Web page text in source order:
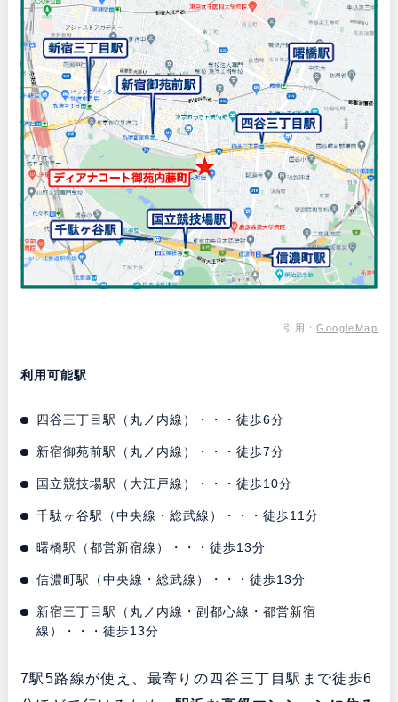
引用：GoogleMap
利用可能駅
四谷三丁目駅（丸ノ内線）・・・徒歩6分
新宿御苑前駅（丸ノ内線）・・・徒歩7分
国立競技場駅（大江戸線）・・・徒歩10分
千駄ヶ谷駅（中央線・総武線）・・・徒歩11分
曙橋駅（都営新宿線）・・・徒歩13分
信濃町駅（中央線・総武線）・・・徒歩13分
新宿三丁目駅（丸ノ内線・副都心線・都営新宿
線）・・・徒歩13分
7駅5路線が使え、最寄りの四谷三丁目駅まで徒歩6